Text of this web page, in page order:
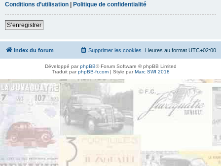
Conditions d’utilisation | Politique de confidentialité
S’enregistrer
Index du forum Heures au format UTC+02:00
Supprimer les cookies
Développé parphpBB® Forum Software © phpBB Limited
Traduit parphpBB-fr.com| Style parMarc SWI 2018